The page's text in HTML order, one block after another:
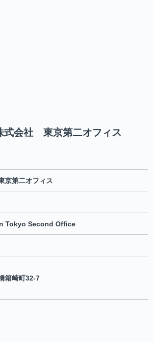
式会社 東京第二オフィス
京第二オフィス
Tokyo Second Office
箱崎町32-7